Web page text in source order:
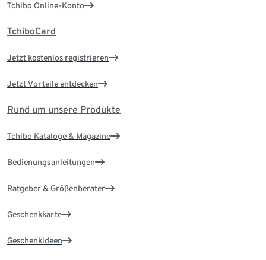
Tchibo Online-Konto
TchiboCard
Jetzt kostenlos registrieren
Jetzt Vorteile entdecken
Rund um unsere Produkte
Tchibo Kataloge & Magazine
Bedienungsanleitungen
Ratgeber & Größenberater
Geschenkkarte
Geschenkideen